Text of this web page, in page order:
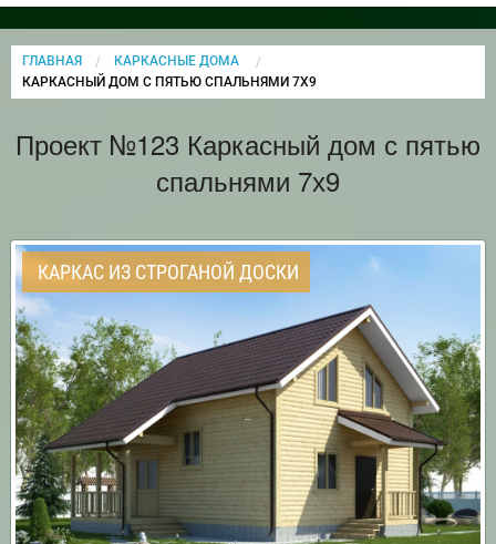
ГЛАВНАЯ
КАРКАСНЫЕ ДОМА
CURRENT:
КАРКАСНЫЙ ДОМ С ПЯТЬЮ СПАЛЬНЯМИ 7Х9
Проект №123 Каркасный дом с пятью
спальнями 7х9
КАРКАС ИЗ СТРОГАНОЙ ДОСКИ